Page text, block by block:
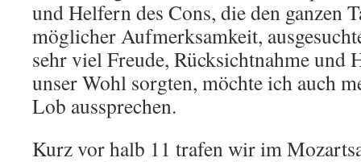
und Helfern des Cons, die den ganzen
möglicher Aufmerksamkeit,
sehr viel Freude, Rücksichtnahme und
unser Wohl sorgten, möchte ich auch
Lob aussprechen.
Kurz vor halb 11 trafen wir im